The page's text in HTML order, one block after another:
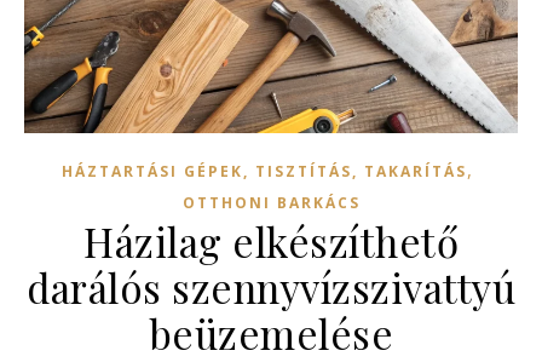
HÁZTARTÁSI GÉPEK, TISZTÍTÁS, TAKARÍTÁS,
OTTHONI BARKÁCS
Házilag elkészíthető
darálós szennyvízszivattyú
beüzemelése